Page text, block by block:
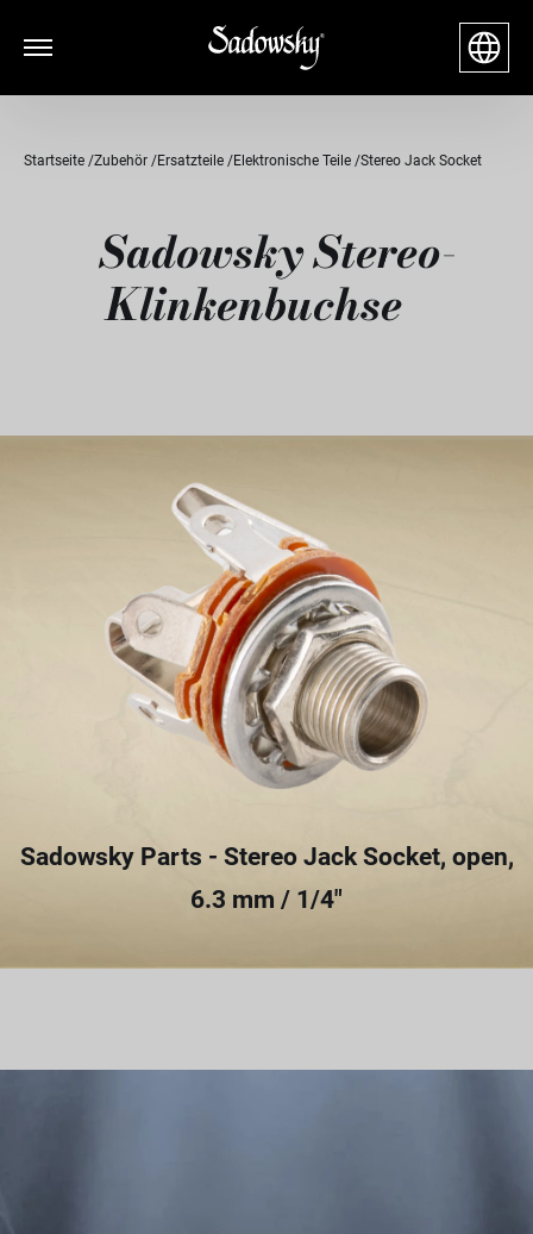
Startseite Zubehör Ersatzteile Elektronische Teile Stereo Jack Socket
Sadowsky Stereo-
Klinkenbuchse
Sadowsky Parts - Stereo Jack Socket, open,
6.3 mm / 1/4"